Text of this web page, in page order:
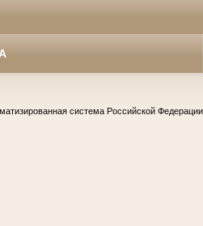
система Российской